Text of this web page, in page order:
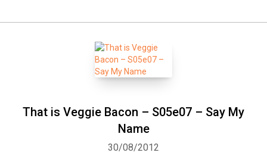
That is Veggie Bacon – S05e07 – Say My
Name
30/08/2012
E-mail